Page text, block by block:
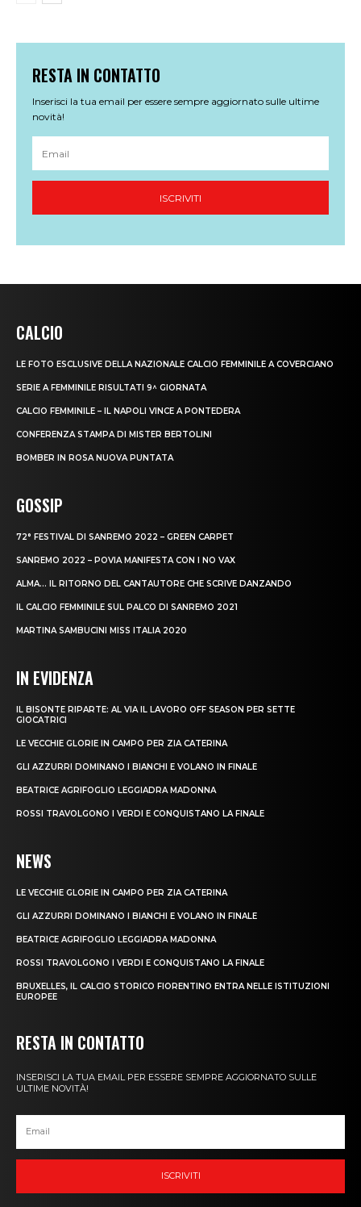
CALCIO
LE FOTO ESCLUSIVE DELLA NAZIONALE CALCIO FEMMINILE A COVERCIANO
SERIE A FEMMINILE RISULTATI 9^ GIORNATA
CALCIO FEMMINILE – IL NAPOLI VINCE A PONTEDERA
CONFERENZA STAMPA DI MISTER BERTOLINI
BOMBER IN ROSA NUOVA PUNTATA
GOSSIP
72° FESTIVAL DI SANREMO 2022 – GREEN CARPET
SANREMO 2022 – POVIA MANIFESTA CON I NO VAX
ALMA… IL RITORNO DEL CANTAUTORE CHE SCRIVE DANZANDO
IL CALCIO FEMMINILE SUL PALCO DI SANREMO 2021
MARTINA SAMBUCINI MISS ITALIA 2020
IN EVIDENZA
IL BISONTE RIPARTE: AL VIA IL LAVORO OFF SEASON PER SETTE
GIOCATRICI
LE VECCHIE GLORIE IN CAMPO PER ZIA CATERINA
GLI AZZURRI DOMINANO I BIANCHI E VOLANO IN FINALE
BEATRICE AGRIFOGLIO LEGGIADRA MADONNA
ROSSI TRAVOLGONO I VERDI E CONQUISTANO LA FINALE
NEWS
LE VECCHIE GLORIE IN CAMPO PER ZIA CATERINA
GLI AZZURRI DOMINANO I BIANCHI E VOLANO IN FINALE
BEATRICE AGRIFOGLIO LEGGIADRA MADONNA
ROSSI TRAVOLGONO I VERDI E CONQUISTANO LA FINALE
BRUXELLES, IL CALCIO STORICO FIORENTINO ENTRA NELLE ISTITUZIONI
EUROPEE
RESTA IN CONTATTO
INSERISCI LA TUA EMAIL PER ESSERE SEMPRE AGGIORNATO SULLE
ULTIME NOVITÀ!
ISCRIVITI